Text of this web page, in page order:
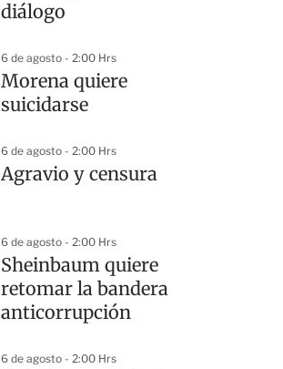
diálogo
6 de agosto - 2:00 Hrs
Morena quiere
suicidarse
6 de agosto - 2:00 Hrs
Agravio y censura
6 de agosto - 2:00 Hrs
Sheinbaum quiere
retomar la bandera
anticorrupción
6 de agosto - 2:00 Hrs